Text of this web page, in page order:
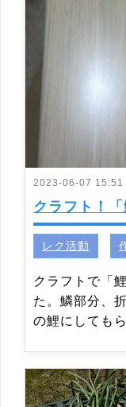
2023-06-07 15:51
クラフト！「
レク活動
クラフトで「
た。鱗部分、
の鯉にしても